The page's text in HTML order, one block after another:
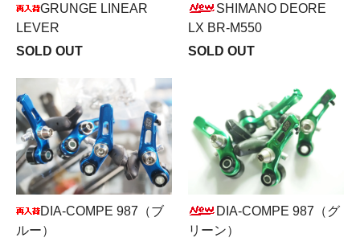
GRUNGE LINEAR
LEVER
SOLD OUT
SHIMANO DEORE
LX BR-M550
SOLD OUT
DIA-COMPE 987（ブ
ルー）
DIA-COMPE 987（グ
リーン）